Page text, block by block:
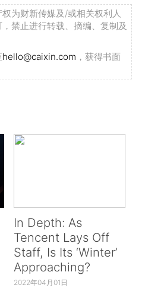
为财新传媒及/或相关权利人
禁止进行转载、摘编、复制及
hello@caixin.com ，获得书面
In Depth: As
Tencent Lays Off
Staff, Is Its ‘Winter’
Approaching?
2022年04月01日